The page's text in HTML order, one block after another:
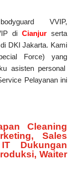
VVIP,
di Cianjur serta
DKI Jakarta. Kami
Force) yang
asisten personal
Pelayanan ini
Cleaning
Sales
Dukungan
Waiter